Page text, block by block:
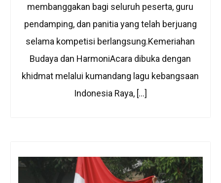
membanggakan bagi seluruh peserta, guru
pendamping, dan panitia yang telah berjuang
selama kompetisi berlangsung.Kemeriahan
Budaya dan HarmoniAcara dibuka dengan
khidmat melalui kumandang lagu kebangsaan
Indonesia Raya, […]